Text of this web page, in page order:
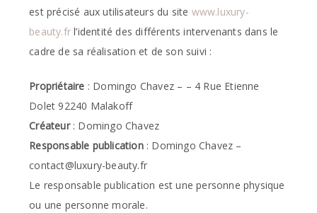
est précisé aux utilisateurs du site www.luxury-
beauty.frl’identité des différents intervenants dans le
cadre de sa réalisation et de son suivi :
Propriétaire : Domingo Chavez – – 4 Rue Etienne
Dolet 92240 Malakoff
Créateur: Domingo Chavez
Responsable publication: Domingo Chavez –
contact@luxury-beauty.fr
Le responsable publication est une personne physique
ou une personne morale.